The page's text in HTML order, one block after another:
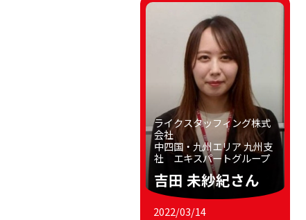
ライクスタッフィング株式
会社
中四国・九州エリア 九州支
社 エキスパートグループ
吉田 未紗紀さん
2022/03/14